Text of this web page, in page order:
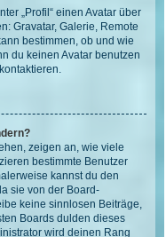
„Profil“ einen Avatar über
Gravatar, Galerie, Remote
bestimmen, ob und wie
du keinen Avatar benutzen
zeigen an, wie viele
bestimmte Benutzer
kannst du den
sie von der Board-
keine sinnlosen Beiträge,
Boards dulden dieses
wird deinen Rang